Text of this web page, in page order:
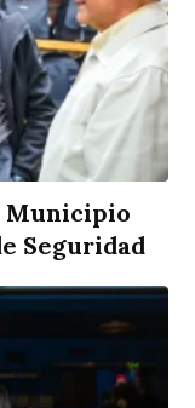
Municipio
Seguridad